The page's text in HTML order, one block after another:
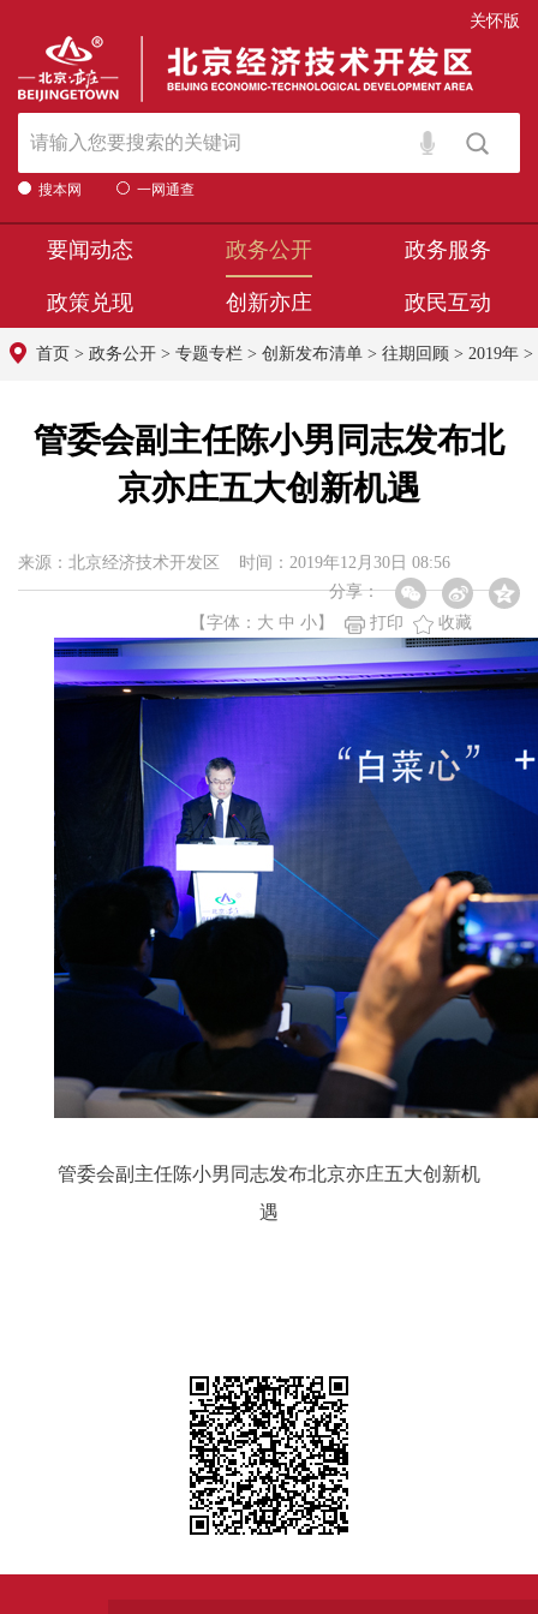
关怀版
搜本网 一网通查
要闻动态 政务公开 政务服务
政策兑现 创新亦庄 政民互动
首页 > 政务公开 > 专题专栏 > 创新发布清单 > 往期回顾 > 2019年 >
管委会副主任陈小男同志发布北
京亦庄五大创新机遇
来源：北京经济技术开发区 时间：2019年12月30日 08:56
分享：
【字体： 大 中 小 】 打印 收藏
管委会副主任陈小男同志发布北京亦庄五大创新机
遇